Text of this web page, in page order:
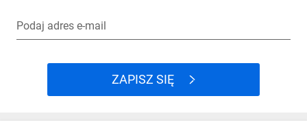
Podaj adres e-mail
ZAPISZ SIĘ